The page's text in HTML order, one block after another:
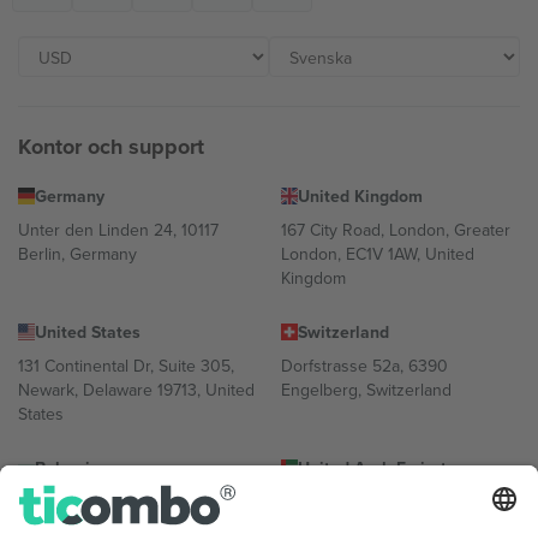
Kontor och support
Germany
Unter den Linden 24, 10117
Berlin, Germany
United Kingdom
167 City Road, London, Greater
London, EC1V 1AW, United
Kingdom
United States
131 Continental Dr, Suite 305,
Newark, Delaware 19713, United
States
Switzerland
Dorfstrasse 52a, 6390
Engelberg, Switzerland
Bulgaria
Regus Sofia City West, bul
Totleben 53-55, 1606 Sofia,
United Arab Emirates
UAE Dubai Silicon Oasis, DDP